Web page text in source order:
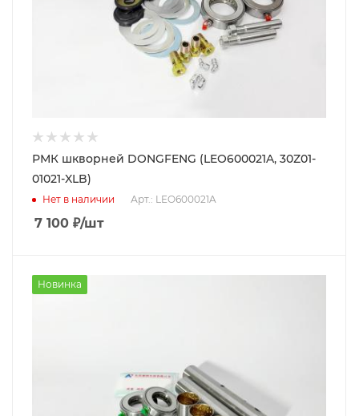
РМК шкворней DONGFENG (LEO600021A, 30Z01-
01021-XLB)
Нет в наличии Арт.: LEO600021A
7 100 ₽/шт
Новинка